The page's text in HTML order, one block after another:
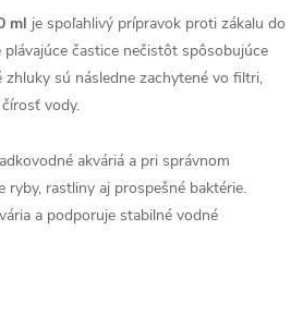
ml je spoľahlivý prípravok proti zákalu do
častice nečistôt spôsobujúce
zhluky sú následne zachytené vo filtri,
vody.
akváriá a pri správnom
ryby, rastliny aj prospešné baktérie.
a podporuje stabilné vodné